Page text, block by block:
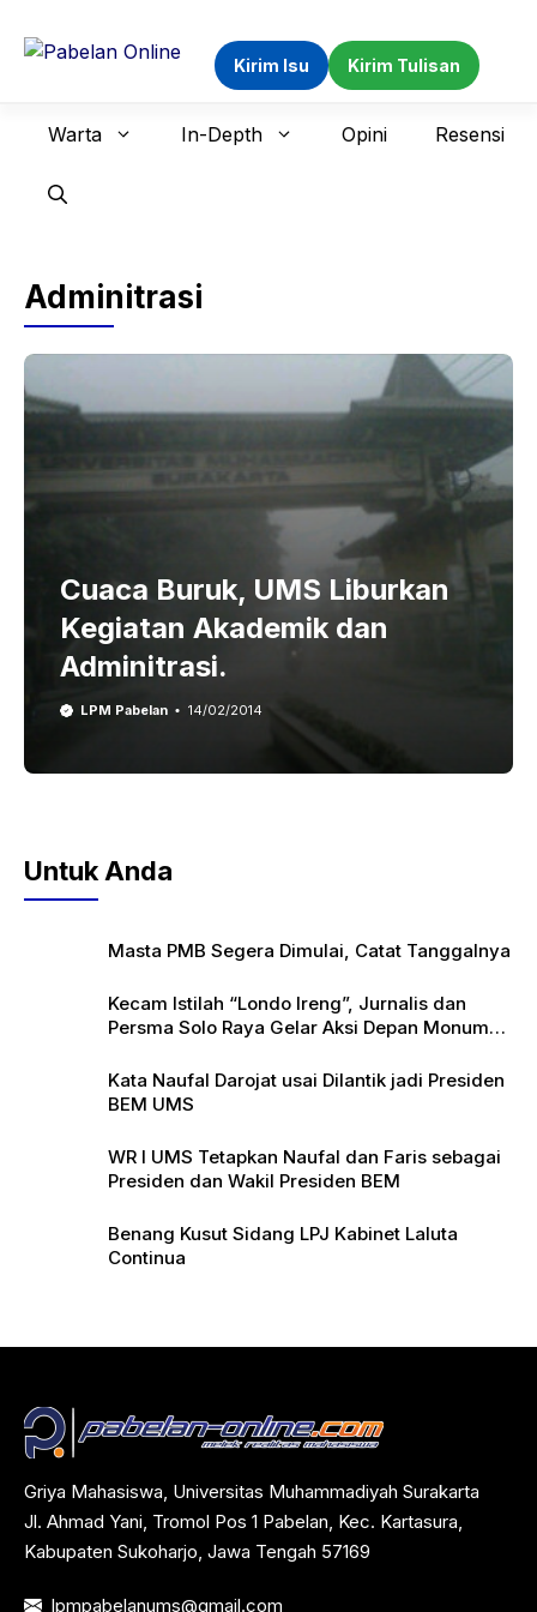
Kirim Isu Kirim Tulisan
Warta In-Depth Opini Resensi
Adminitrasi
Cuaca Buruk, UMS Liburkan
Kegiatan Akademik dan
Adminitrasi.
LPM Pabelan 14/02/2014
Untuk Anda
Masta PMB Segera Dimulai, Catat Tanggalnya
Kecam Istilah “Londo Ireng”, Jurnalis dan
Persma Solo Raya Gelar Aksi Depan Monumen
Kata Naufal Darojat usai Dilantik jadi Presiden
BEM UMS
WR I UMS Tetapkan Naufal dan Faris sebagai
Presiden dan Wakil Presiden BEM
Benang Kusut Sidang LPJ Kabinet Laluta
Continua
Griya Mahasiswa, Universitas Muhammadiyah Surakarta
Jl. Ahmad Yani, Tromol Pos 1 Pabelan, Kec. Kartasura,
Kabupaten Sukoharjo, Jawa Tengah 57169
lpmpabelanums@gmail.com